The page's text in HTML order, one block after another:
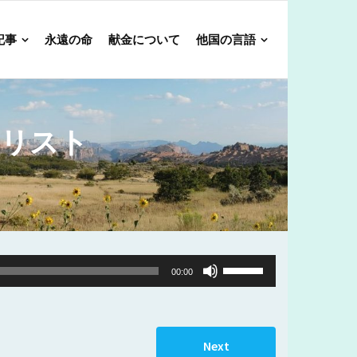
事 永遠の命 献金について 他国の言語
スト
00:00
Use
Up/Down
to
Next